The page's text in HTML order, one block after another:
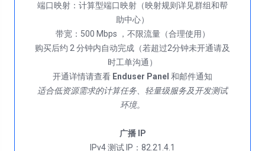
端口映射：计算型端口映射（映射规则详见群组和帮
助中心）
带宽：500 Mbps ，不限流量（合理使用）
购买后约 2 分钟内自动完成（若超过2分钟未开通请及
时工单沟通）
开通详情请查看 Enduser Panel
适合低资源需求的计算任务、轻量级服务及开发测试
环境。
广播 IP
IPv4 测试 IP：82.21.4.1